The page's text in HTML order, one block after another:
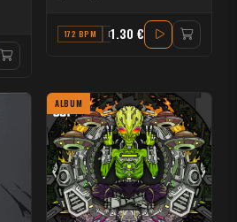
172 BPM D#1.30 €
ALBUM